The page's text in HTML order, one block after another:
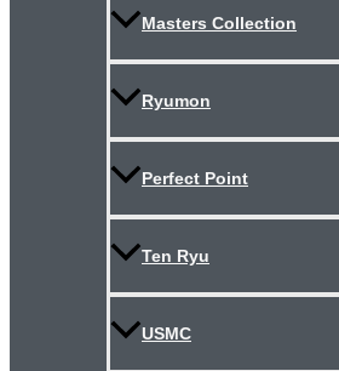
Masters Collection
Ryumon
Perfect Point
Ten Ryu
USMC